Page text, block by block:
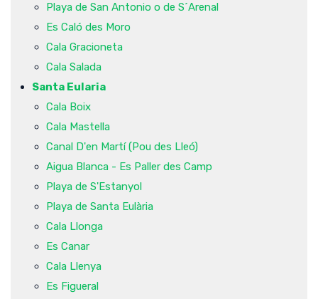
Playa de San Antonio o de S´Arenal
Es Caló des Moro
Cala Gracioneta
Cala Salada
Santa Eularia
Cala Boix
Cala Mastella
Canal D'en Martí (Pou des Lleó)
Aigua Blanca - Es Paller des Camp
Playa de S'Estanyol
Playa de Santa Eulària
Cala Llonga
Es Canar
Cala Llenya
Es Figueral